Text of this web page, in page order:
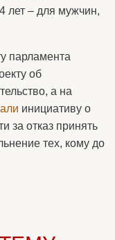
лет – для мужчин,
парламента
об
а на
инициативу о
за отказ принять
тех, кому до